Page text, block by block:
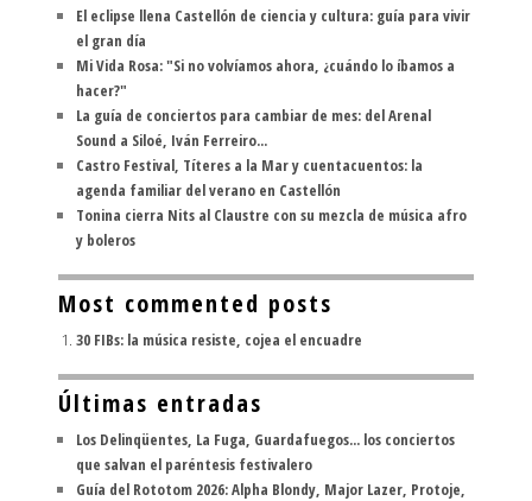
El eclipse llena Castellón de ciencia y cultura: guía para vivir
el gran día
Mi Vida Rosa: "Si no volvíamos ahora, ¿cuándo lo íbamos a
hacer?"
La guía de conciertos para cambiar de mes: del Arenal
Sound a Siloé, Iván Ferreiro...
Castro Festival, Títeres a la Mar y cuentacuentos: la
agenda familiar del verano en Castellón
Tonina cierra Nits al Claustre con su mezcla de música afro
y boleros
Most commented posts
30 FIBs: la música resiste, cojea el encuadre
Últimas entradas
Los Delinqüentes, La Fuga, Guardafuegos... los conciertos
que salvan el paréntesis festivalero
Guía del Rototom 2026: Alpha Blondy, Major Lazer, Protoje,